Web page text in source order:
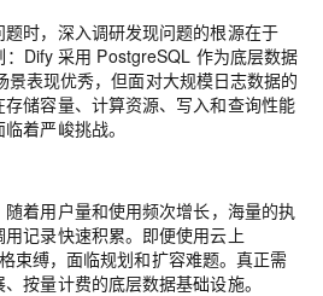
时，深入调研发现问题的根源在于
Dify 采用 PostgreSQL 作为底层数据
表现优秀，但面对大规模日志数据的
储容量、计算资源、写入和查询性能
着严峻挑战。
随着用户量和使用频次增长，海量的执
记录快速积累。即便使用云上
束缚，面临规划和扩容难题。真正需
按量计费的底层数据基础设施。